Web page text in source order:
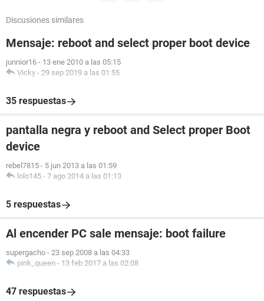
Discusiones similares
Mensaje: reboot and select proper boot device
junnior16 - 13 ene 2010 a las 05:15
Vicky - 29 sep 2019 a las 01:55
35 respuestas
pantalla negra y reboot and Select proper Boot
device
rebel7815 - 5 jun 2013 a las 01:59
lolo145 - 7 ago 2014 a las 01:13
5 respuestas
Al encender PC sale mensaje: boot failure
supergacho - 23 sep 2008 a las 04:33
pink_queen - 13 feb 2017 a las 02:08
47 respuestas